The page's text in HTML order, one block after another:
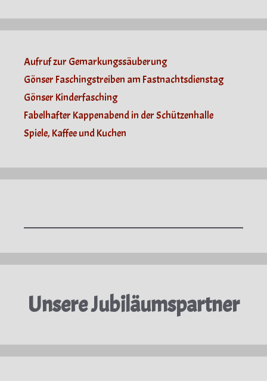
Aufruf zur Gemarkungssäuberung
Gönser Faschingstreiben am Fastnachtsdienstag
Gönser Kinderfasching
Fabelhafter Kappenabend in der Schützenhalle
Spiele, Kaffee und Kuchen
Unsere Jubiläumspartner